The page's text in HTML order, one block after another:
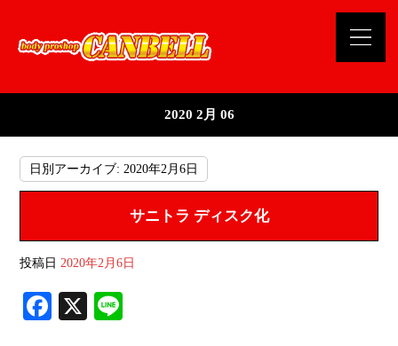
2020 2月 06
日別アーカイブ:2020年2月6日
サニトラ ディスク化
投稿日 2020年2月6日
Fa X